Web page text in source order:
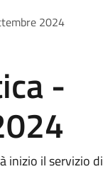
2024
-
inizio il servizio di